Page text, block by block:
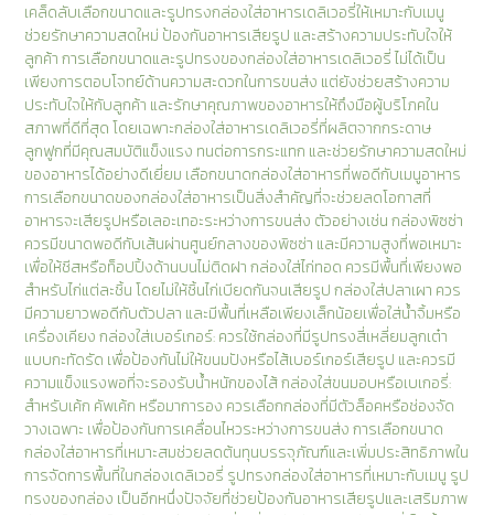
เคล็ดลับเลือกขนาดและรูปทรงกล่องใส่อาหารเดลิเวอรี่ให้เหมาะกับเมนู
ช่วยรักษาความสดใหม่ ป้องกันอาหารเสียรูป และสร้างความประทับใจให้
ลูกค้า การเลือกขนาดและรูปทรงของกล่องใส่อาหารเดลิเวอรี่ ไม่ได้เป็น
เพียงการตอบโจทย์ด้านความสะดวกในการขนส่ง แต่ยังช่วยสร้างความ
ประทับใจให้กับลูกค้า และรักษาคุณภาพของอาหารให้ถึงมือผู้บริโภคใน
สภาพที่ดีที่สุด โดยเฉพาะกล่องใส่อาหารเดลิเวอรี่ที่ผลิตจากกระดาษ
ลูกฟูกที่มีคุณสมบัติแข็งแรง ทนต่อการกระแทก และช่วยรักษาความสดใหม่
ของอาหารได้อย่างดีเยี่ยม เลือกขนาดกล่องใส่อาหารที่พอดีกับเมนูอาหาร
การเลือกขนาดของกล่องใส่อาหารเป็นสิ่งสำคัญที่จะช่วยลดโอกาสที่
อาหารจะเสียรูปหรือเลอะเทอะระหว่างการขนส่ง ตัวอย่างเช่น กล่องพิซซ่า
ควรมีขนาดพอดีกับเส้นผ่านศูนย์กลางของพิซซ่า และมีความสูงที่พอเหมาะ
เพื่อให้ชีสหรือท็อปปิ้งด้านบนไม่ติดฝา กล่องใส่ไก่ทอด ควรมีพื้นที่เพียงพอ
สำหรับไก่แต่ละชิ้น โดยไม่ให้ชิ้นไก่เบียดกันจนเสียรูป กล่องใส่ปลาเผา ควร
มีความยาวพอดีกับตัวปลา และมีพื้นที่เหลือเพียงเล็กน้อยเพื่อใส่น้ำจิ้มหรือ
เครื่องเคียง กล่องใส่เบอร์เกอร์: ควรใช้กล่องที่มีรูปทรงสี่เหลี่ยมลูกเต๋า
แบบกะทัดรัด เพื่อป้องกันไม่ให้ขนมปังหรือไส้เบอร์เกอร์เสียรูป และควรมี
ความแข็งแรงพอที่จะรองรับน้ำหนักของไส้ กล่องใส่ขนมอบหรือเบเกอรี่:
สำหรับเค้ก คัพเค้ก หรือมาการอง ควรเลือกกล่องที่มีตัวล็อคหรือช่องจัด
วางเฉพาะ เพื่อป้องกันการเคลื่อนไหวระหว่างการขนส่ง การเลือกขนาด
กล่องใส่อาหารที่เหมาะสมช่วยลดต้นทุนบรรจุภัณฑ์และเพิ่มประสิทธิภาพใน
การจัดการพื้นที่ในกล่องเดลิเวอรี่ รูปทรงกล่องใส่อาหารที่เหมาะกับเมนู รูป
ทรงของกล่อง เป็นอีกหนึ่งปัจจัยที่ช่วยป้องกันอาหารเสียรูปและเสริมภาพ